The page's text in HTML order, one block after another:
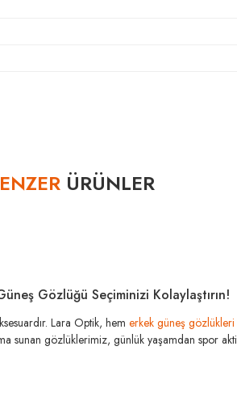
ÜRÜNLER
Gözlüğü Seçiminizi Kolaylaştırın!
Lara Optik, hem erkek güneş gözlükleri
sunan gözlüklerimiz, günlük yaşamdan spor